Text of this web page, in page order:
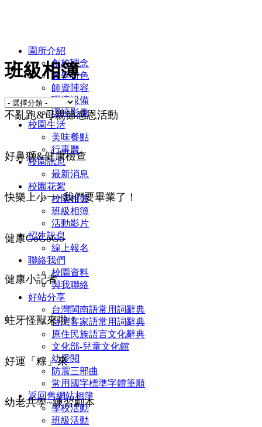
園所介紹
創校理念
教學特色
師資陣容
環境設備
環繞影像
校園生活
美味餐點
行事曆
校園訊息
最新消息
校園花絮
校園相簿
班級相簿
活動影片
招生訊息
線上報名
聯絡我們
校園資料
與我聯絡
好站分享
台灣閩南語常用詞辭典
台灣客家語常用詞辭典
原住民族語言文化辭典
文化部-兒童文化館
幼愛閱
防震三部曲
常用國字標準字體筆順
返回舊網站相簿
學校活動
班級活動
班級相簿
不亂跑&母親節感恩活動
好鼻獅&健康檢查
快樂上小一~我們要畢業了！
健康GoGoGo
健康小記者
蛀牙怪獸來啦！
好運「粽」來
幼老共學~練習劇本